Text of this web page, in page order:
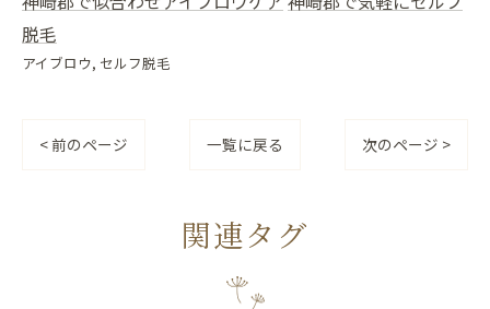
脱毛
アイブロウ セルフ脱毛
< 前のページ 一覧に戻る 次のページ >
関連タグ